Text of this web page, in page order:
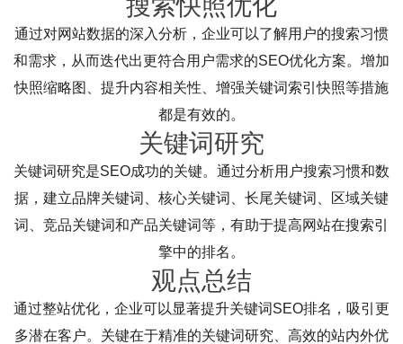
通过对网站数据的深入分析，企业可以了解用户的搜索习惯
和需求，从而迭代出更符合用户需求的SEO优化方案。增加
快照缩略图、提升内容相关性、增强关键词索引快照等措施
都是有效的。
关键词研究
关键词研究是SEO成功的关键。通过分析用户搜索习惯和数
据，建立品牌关键词、核心关键词、长尾关键词、区域关键
词、竞品关键词和产品关键词等，有助于提高网站在搜索引
擎中的排名。
观点总结
通过整站优化，企业可以显著提升关键词SEO排名，吸引更
多潜在客户。关键在于精准的关键词研究、高效的站内外优